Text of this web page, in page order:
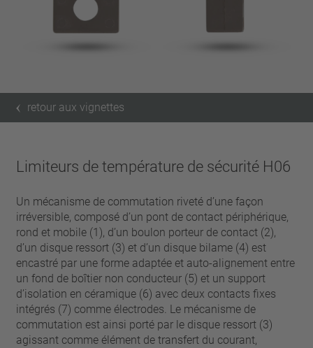
retour aux vignettes
Limiteurs de température de sécurité H06
Un mécanisme de commutation riveté d’une façon
irréversible, composé d’un pont de contact périphérique,
rond et mobile (1), d’un boulon porteur de contact (2),
d’un disque ressort (3) et d’un disque bilame (4) est
encastré par une forme adaptée et auto-alignement entre
un fond de boîtier non conducteur (5) et un support
d’isolation en céramique (6) avec deux contacts fixes
intégrés (7) comme électrodes. Le mécanisme de
commutation est ainsi porté par le disque ressort (3)
agissant comme élément de transfert du courant,